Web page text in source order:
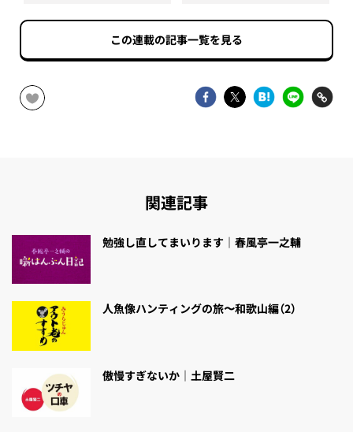
この連載の記事一覧を見る
関連記事
勉強し直してまいります｜春風亭一之輔
人魚像ハンティングの旅〜和歌山編（2）
傲慢すぎないか｜土屋賢二